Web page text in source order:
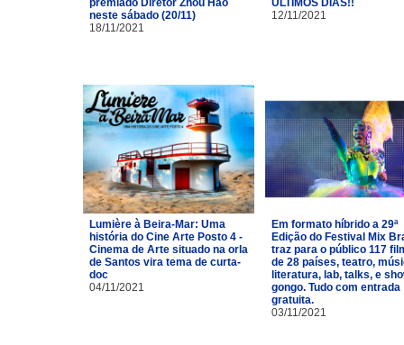
neste sábado (20/11)
18/11/2021
12/11/2021
Lumière à Beira-Mar: Uma
história do Cine Arte Posto 4 -
Cinema de Arte situado na orla
de Santos vira tema de curta-
doc
04/11/2021
Em formato híbrido a 29ª
Edição do Festival Mix
traz para o público 117
de 28 países, teatro,
literatura, lab, talks, e
gongo. Tudo com entrada
gratuita.
03/11/2021